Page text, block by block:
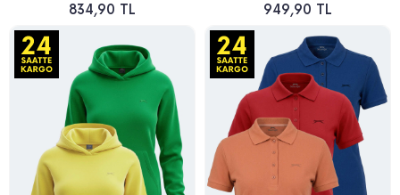
834,90 TL 949,90 TL